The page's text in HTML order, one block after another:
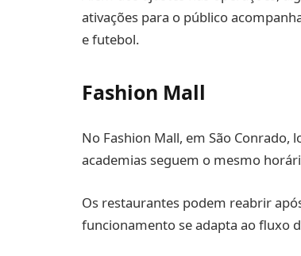
ativações para o público
e futebol.
Fashion Mall
No Fashion Mall, em São Conrado,
academias seguem o mesmo
Os restaurantes podem reabrir
funcionamento se adapta ao fluxo